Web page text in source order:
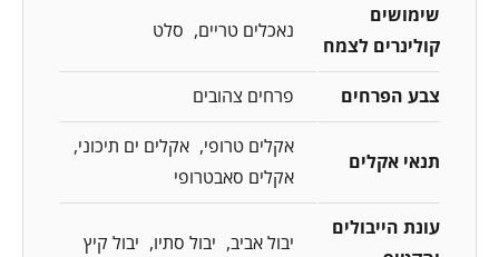
שימושים
קולינרים לצמח
נאכלים טריים סלט
צבע הפרחים פרחים צהובים
תנאי אקלים
אקלים טרופי
אקלים ים תיכוני
אקלים סאבטרופי
עונת הייבולים
יבול אביב יבול סתיו יבול קיץ